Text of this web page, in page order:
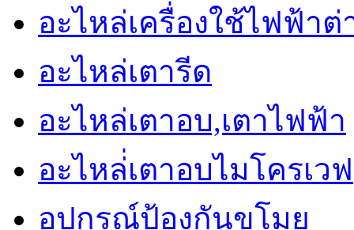
อะไหล่เครื่องใช้ไฟฟ้าต่
อะไหล่เตารีด
อะไหล่เตาอบ,เตาไฟฟ้า
อะไหล่่เตาอบไมโครเวฟ
อุปกรณ์ป้องกันขโมย